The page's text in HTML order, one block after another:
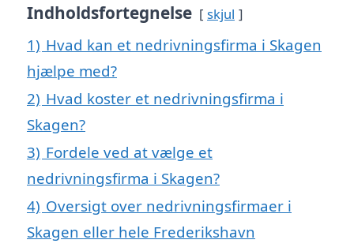
Indholdsfortegnelse skjul
1) Hvad kan et nedrivningsfirma i Skagen
hjælpe med?
2) Hvad koster et nedrivningsfirma i
Skagen?
3) Fordele ved at vælge et
nedrivningsfirma i Skagen?
4) Oversigt over nedrivningsfirmaer i
Skagen eller hele Frederikshavn